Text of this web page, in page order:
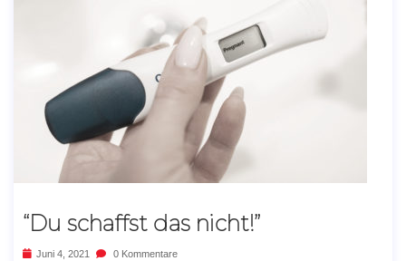
“Du schaffst das nicht!”
Juni 4, 2021 0 Kommentare